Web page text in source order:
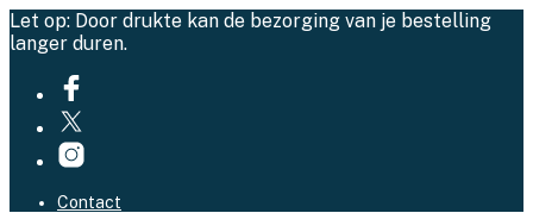
Let op: Door drukte kan de bezorging van je bestelling
langer duren.
Contact